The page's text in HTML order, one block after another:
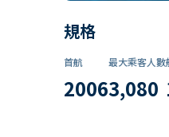
規格
首航
2006
最大乘客人數
3,080